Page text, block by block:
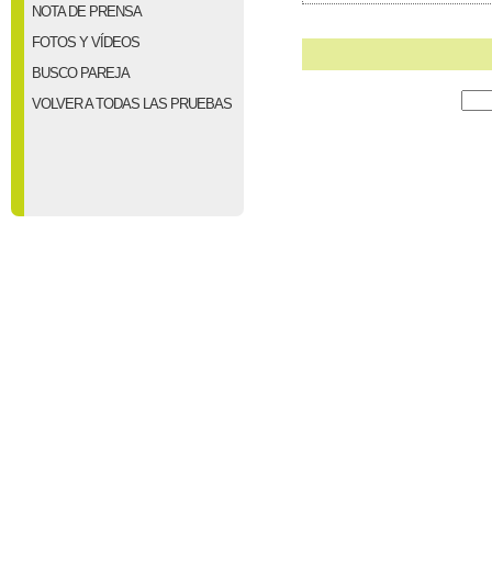
NOTA DE PRENSA
FOTOS Y VÍDEOS
BUSCO PAREJA
VOLVER A TODAS LAS PRUEBAS